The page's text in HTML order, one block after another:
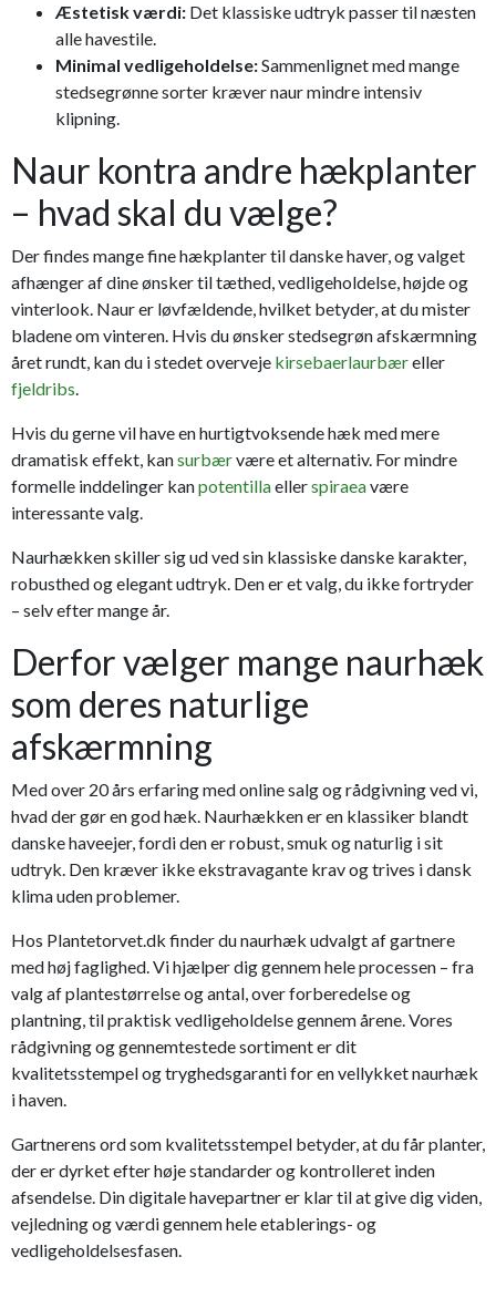
Æstetisk værdi: Det klassiske udtryk passer til næsten
alle havestile.
Minimal vedligeholdelse:Sammenlignet med mange
stedsegrønne sorter kræver naur mindre intensiv
klipning.
Naur kontra andre hækplanter
– hvad skal du vælge?
Der findes mange fine hækplanter til danske haver, og valget
afhænger af dine ønsker til tæthed, vedligeholdelse, højde og
vinterlook. Naur er løvfældende, hvilket betyder, at du mister
bladene om vinteren. Hvis du ønsker stedsegrøn afskærmning
året rundt, kan du i stedet overveje kirsebaerlaurbæreller
fjeldribs.
Hvis du gerne vil have en hurtigtvoksende hæk med mere
dramatisk effekt, kansurbærvære et alternativ. For mindre
formelle inddelinger kanpotentillaellerspiraeavære
interessante valg.
Naurhækken skiller sig ud ved sin klassiske danske karakter,
robusthed og elegant udtryk. Den er et valg, du ikke fortryder
– selv efter mange år.
Derfor vælger mange naurhæk
som deres naturlige
afskærmning
Med over 20 års erfaring med online salg og rådgivning ved vi,
hvad der gør en god hæk. Naurhækken er en klassiker blandt
danske haveejer, fordi den er robust, smuk og naturlig i sit
udtryk. Den kræver ikke ekstravagante krav og trives i dansk
klima uden problemer.
Hos Plantetorvet.dk finder du naurhæk udvalgt af gartnere
med høj faglighed. Vi hjælper dig gennem hele processen – fra
valg af plantestørrelse og antal, over forberedelse og
plantning, til praktisk vedligeholdelse gennem årene. Vores
rådgivning og gennemtestede sortiment er dit
kvalitetsstempel og tryghedsgaranti for en vellykket naurhæk
i haven.
Gartnerens ord som kvalitetsstempel betyder, at du får planter,
der er dyrket efter høje standarder og kontrolleret inden
afsendelse. Din digitale havepartner er klar til at give dig viden,
vejledning og værdi gennem hele etablerings- og
vedligeholdelsesfasen.